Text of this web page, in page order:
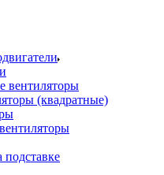
вентиляторы
(квадратные)